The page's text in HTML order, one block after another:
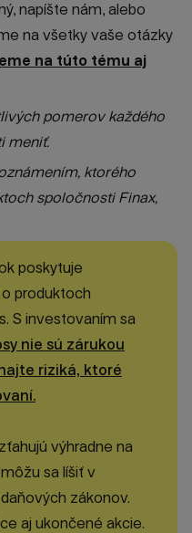
napíšte nám, alebo
na všetky vaše otázky
na túto tému aj
pomerov každého
meniť.
ktorého
spoločnosti Finax,
poskytuje
produktoch
S investovaním sa
nie sú zárukou
riziká, ktoré
výhradne na
sa líšiť v
zákonov.
aj ukončené akcie.